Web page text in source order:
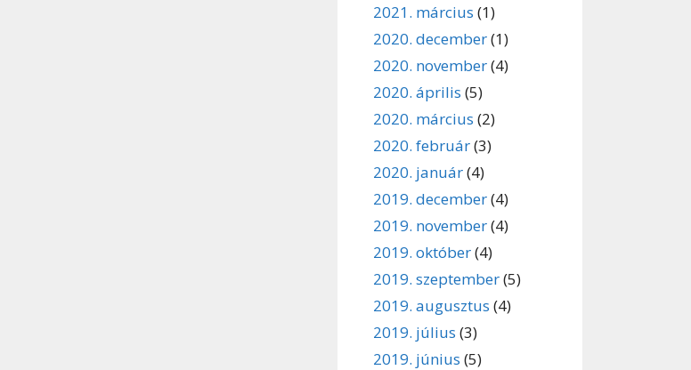
2021. március (1)
2020. december(1)
2020. november(4)
2020. április (5)
2020. március (2)
2020. február(3)
2020. január(4)
2019. december(4)
2019. november(4)
2019. október(4)
2019. szeptember(5)
2019. augusztus (4)
2019. július (3)
2019. június (5)